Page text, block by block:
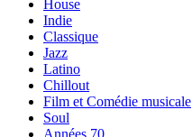
House
Indie
Classique
Jazz
Latino
Chillout
Film et Comédie musicale
Soul